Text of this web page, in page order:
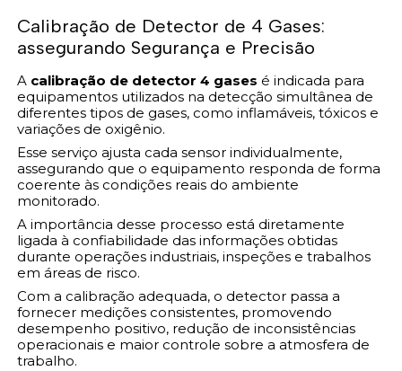
Calibração de Detector de 4 Gases:
assegurando Segurança e Precisão
A calibração de detector 4 gases é indicada para
equipamentos utilizados na detecção simultânea de
diferentes tipos de gases, como inflamáveis, tóxicos e
variações de oxigênio.
Esse serviço ajusta cada sensor individualmente,
assegurando que o equipamento responda de forma
coerente às condições reais do ambiente
monitorado.
A importância desse processo está diretamente
ligada à confiabilidade das informações obtidas
durante operações industriais, inspeções e trabalhos
em áreas de risco.
Com a calibração adequada, o detector passa a
fornecer medições consistentes, promovendo
desempenho positivo, redução de inconsistências
operacionais e maior controle sobre a atmosfera de
trabalho.